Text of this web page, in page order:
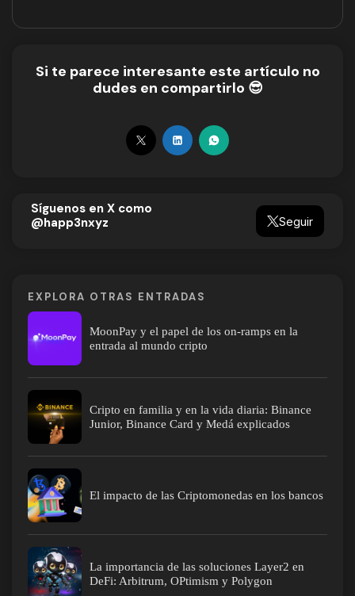
Si te parece interesante este artículo no
dudes en compartirlo 😎
Síguenos en X como
@happ3nxyz
Seguir
EXPLORA OTRAS ENTRADAS
MoonPay y el papel de los on-ramps en la
entrada al mundo cripto
Cripto en familia y en la vida diaria: Binance
Junior, Binance Card y Medá explicados
El impacto de las Criptomonedas en los bancos
La importancia de las soluciones Layer2 en
DeFi: Arbitrum, OPtimism y Polygon